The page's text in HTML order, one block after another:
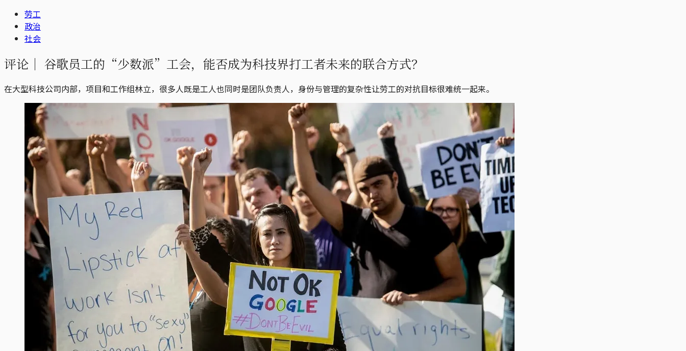
劳工
政治
社会
评论｜ 谷歌员工的“少数派”工会，能否成为科技界打工者未来的联合方式？
在大型科技公司内部，项目和工作组林立，很多人既是工人也同时是团队负责人，身份与管理的复杂性让劳工的对抗目标很难统一起来。